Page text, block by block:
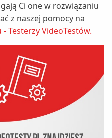
Ci one w rozwiązaniu
z naszej pomocy na
Testerzy VideoTestów.